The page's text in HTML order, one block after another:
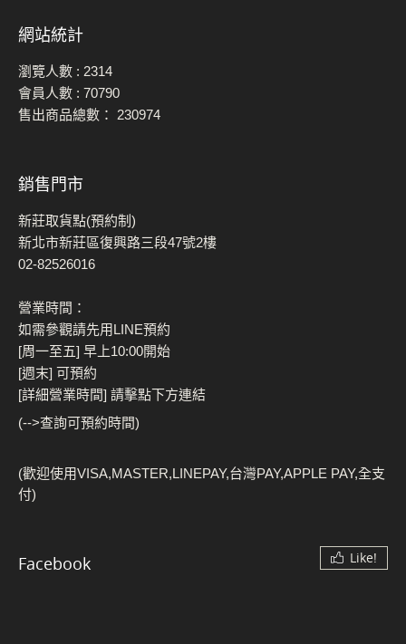
網站統計
瀏覽人數 : 2314
會員人數 : 70790
售出商品總數： 230974
銷售門市
新莊取貨點(預約制)
新北市新莊區復興路三段47號2樓
02-82526016
營業時間：
如需參觀請先用LINE預約
[周一至五] 早上10:00開始
[週末] 可預約
[詳細營業時間] 請擊點下方連結
(-->查詢可預約時間)
(歡迎使用VISA,MASTER,LINEPAY,台灣PAY,APPLE PAY,全支
付)
Facebook Like!